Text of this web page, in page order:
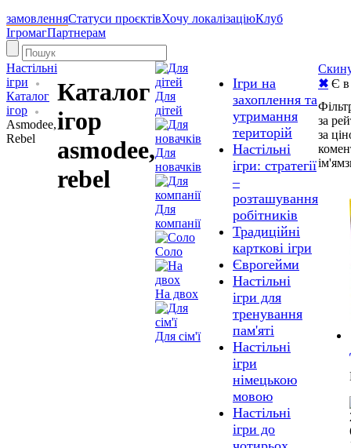
замовленняСтатуси проєктівХочу локалізаціюКлуб
ІгромагПартнерам
Настільні
ігри
Каталог
ігор
Asmodee,
Rebel
Каталог
ігор
asmodee,
rebel
Для
дітей
Для
новачків
Для
компанії
Соло
На двох
Для сім'ї
Ігри на
захоплення та
утримання
територій
Настільні
ігри: стратегії
–
розташування
робітників
Традиційні
карткові ігри
Єврогейми
Настільні
ігри для
тренування
пам'яті
Настільні
ігри
німецькою
мовою
Настільні
ігри до
✖ Є в
за
за
ім'ям